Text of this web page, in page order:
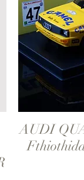
AUDI